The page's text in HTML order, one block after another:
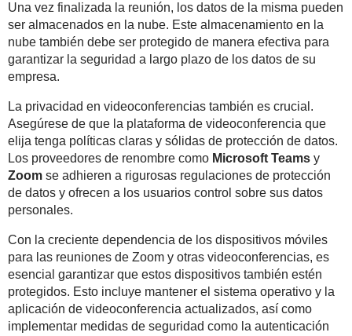
Una vez finalizada la reunión, los datos de la misma pueden
ser almacenados en la nube. Este almacenamiento en la
nube también debe ser protegido de manera efectiva para
garantizar la seguridad a largo plazo de los datos de su
empresa.
La privacidad en videoconferencias también es crucial.
Asegúrese de que la plataforma de videoconferencia que
elija tenga políticas claras y sólidas de protección de datos.
Los proveedores de renombre como Microsoft Teams y
Zoom se adhieren a rigurosas regulaciones de protección
de datos y ofrecen a los usuarios control sobre sus datos
personales.
Con la creciente dependencia de los dispositivos móviles
para las reuniones de Zoom y otras videoconferencias, es
esencial garantizar que estos dispositivos también estén
protegidos. Esto incluye mantener el sistema operativo y la
aplicación de videoconferencia actualizados, así como
implementar medidas de seguridad como la autenticación